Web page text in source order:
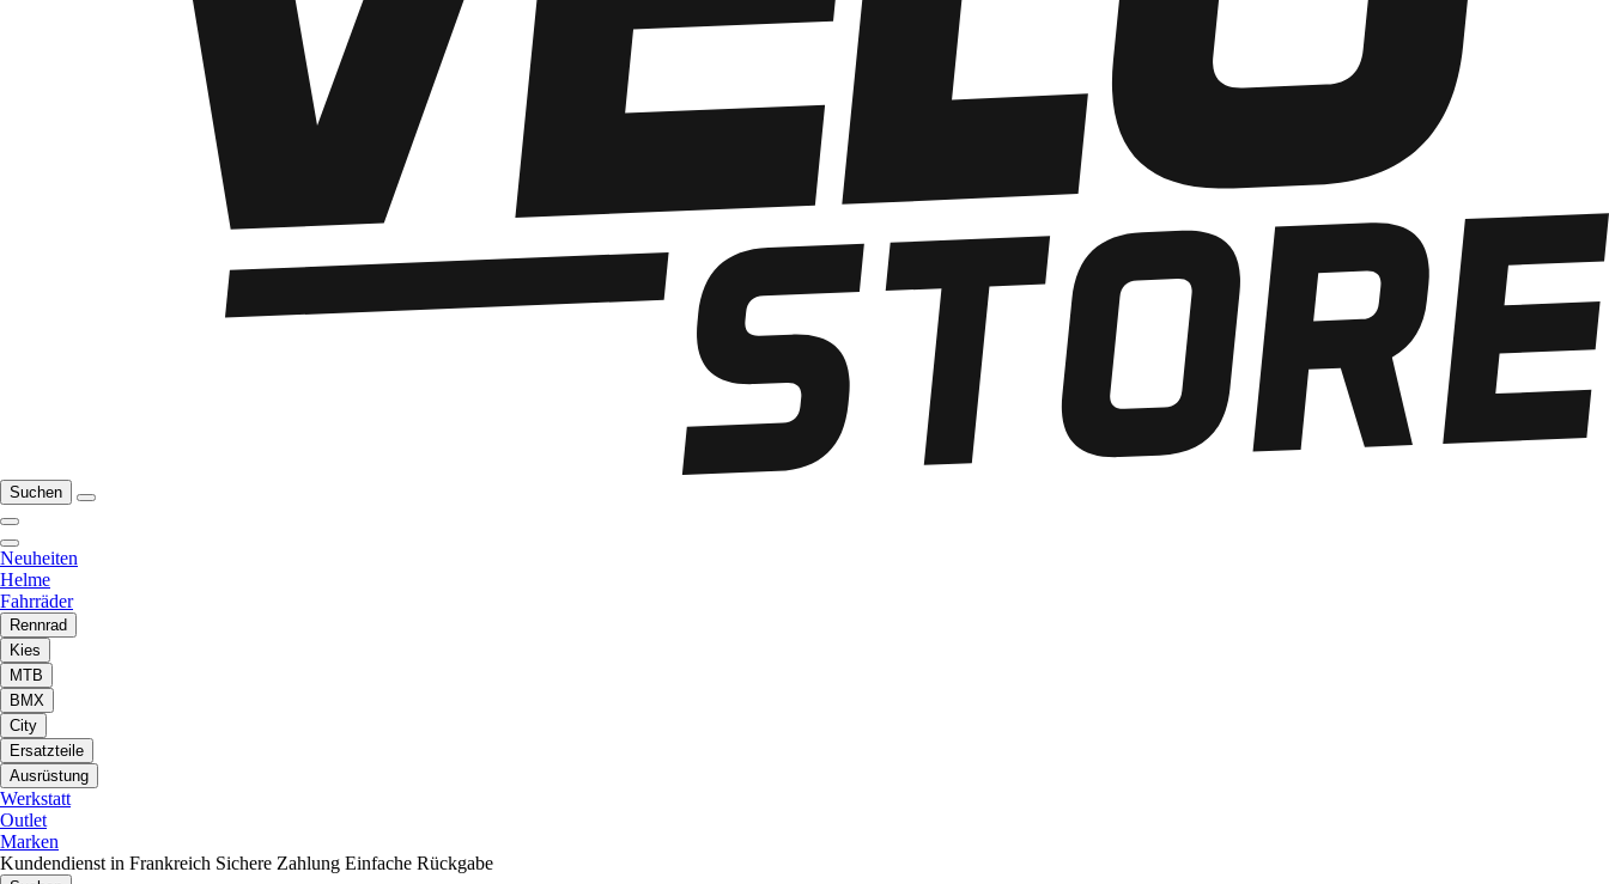
Suchen
Neuheiten
Helme
Fahrräder
Rennrad
Kies
MTB
BMX
City
Ersatzteile
Ausrüstung
Werkstatt
Outlet
Marken
Kundendienst in Frankreich Sichere Zahlung Einfache Rückgabe